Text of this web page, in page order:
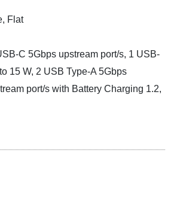
Flat
C 5Gbps upstream port/s, 1 USB-
15 W, 2 USB Type-A 5Gbps
port/s with Battery Charging 1.2,